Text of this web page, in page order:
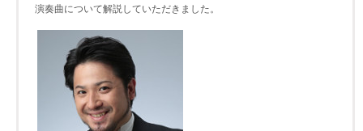
演奏曲について解説していただきました。